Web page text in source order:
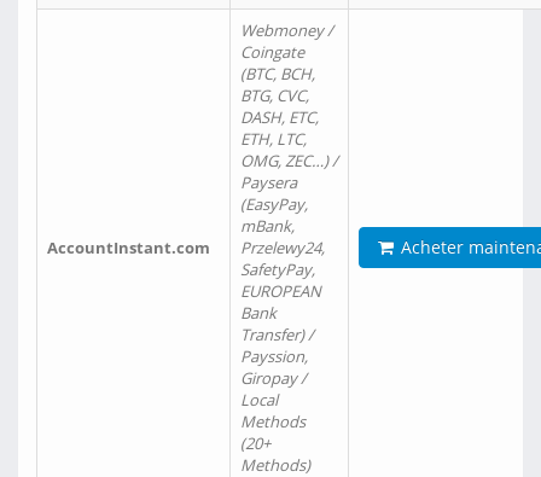
AccountInstant.com
Webmoney /
Coingate
(BTC, BCH,
BTG, CVC,
DASH, ETC,
ETH, LTC,
OMG, ZEC…) /
Paysera
(EasyPay,
mBank,
Przelewy24,
SafetyPay,
EUROPEAN
Bank
Transfer) /
Payssion,
Giropay /
Local
Methods
(20+
Methods)
Acheter